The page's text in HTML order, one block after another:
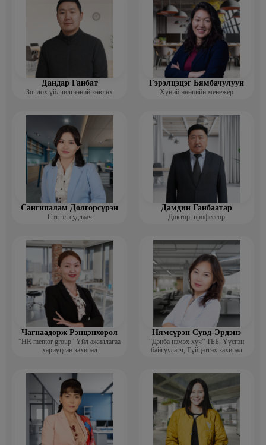
Дандар Ганбат
Зочлох үйлчилгээний зөвлөх
Гэрэлцэцэг Бямбачулуун
Хүний нөөцийн менежер
Сангипалам Долгорсүрэн
Сэтгэл судлаач
Дамдин Ганбаатар
Доктор, профессор
Чагнаадорж Рэнцэнхорол
“HR mentor group” Үйл ажиллагаа
хариуцсан захирал
Нямсүрэн Сувд-Эрдэнэ
“Дэнба нэмэх хүч” ТББ, Үүсгэн
байгуулагч, Гүйцэтгэх захирал